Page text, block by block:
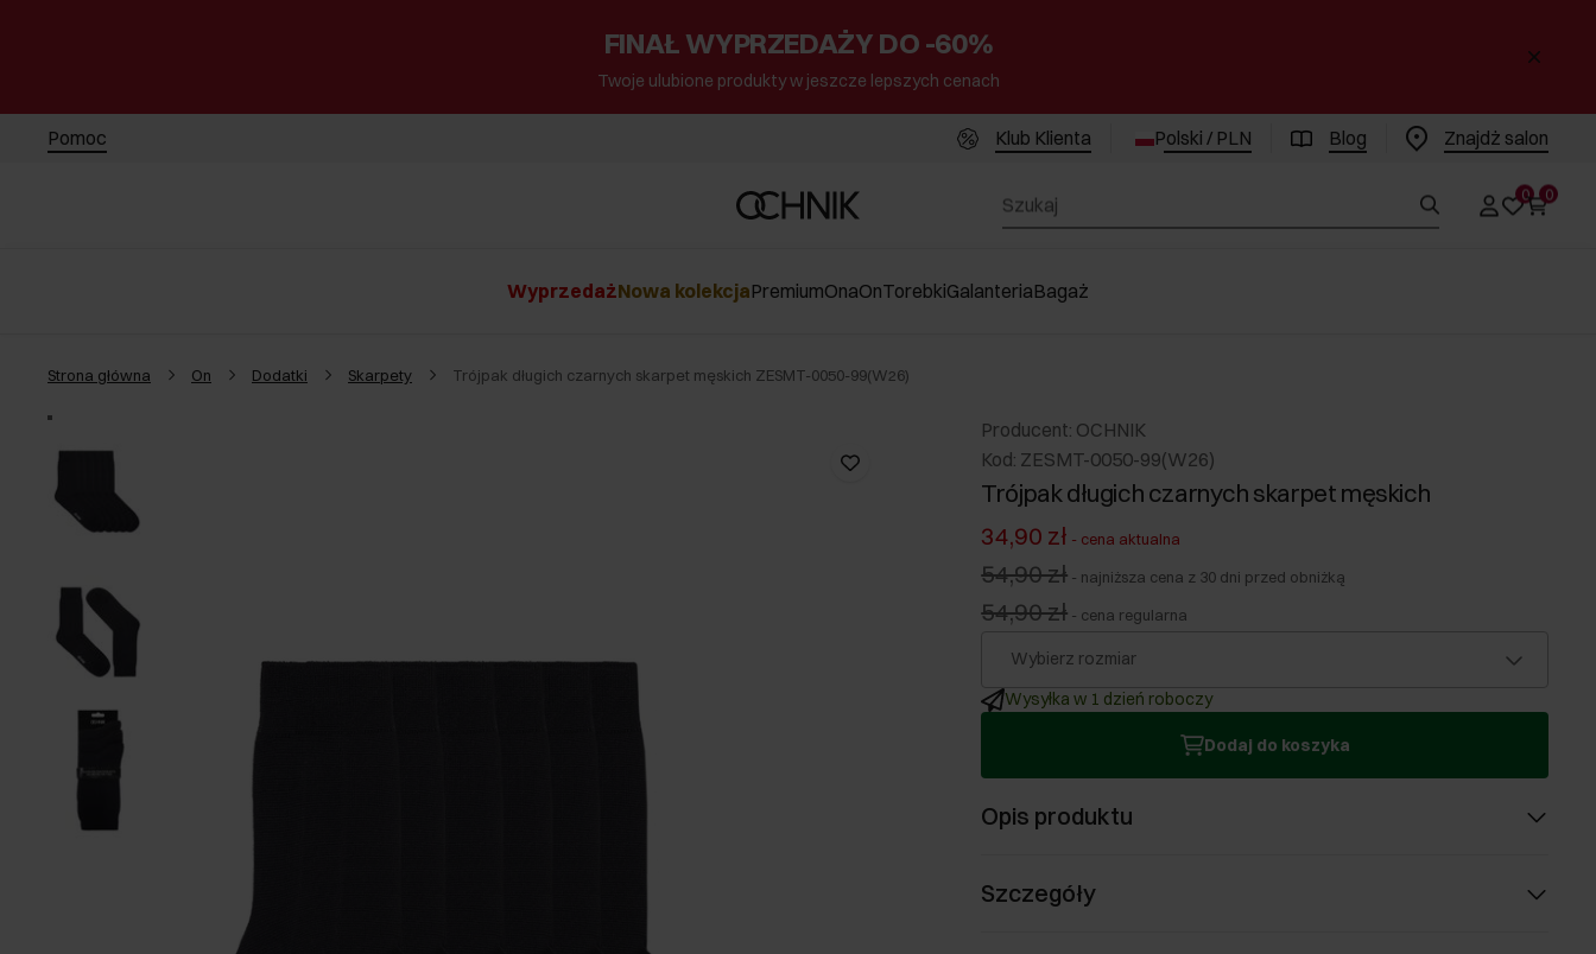
FINAŁ WYPRZEDAŻY DO -60%
Twoje ulubione produkty w jeszcze lepszych cenach
Pomoc Klub Klienta Polski / PLN Blog Znajdż salon
0 0
WyprzedażNowa kolekcjaPremiumOnaOnTorebkiGalanteriaBagaż
Strona główna On Dodatki Skarpety Trójpak długich czarnych skarpet męskich ZESMT-0050-99(W26)
Producent: OCHNIK
Kod: ZESMT-0050-99(W26)
Trójpak długich czarnych skarpet męskich
34,90 zł - cena aktualna
54,90 zł - najniższa cena z 30 dni przed obniżką
54,90 zł - cena regularna
Wybierz rozmiar
Wysyłka w 1 dzień roboczy
Dodaj do koszyka
Opis produktu
Szczegóły